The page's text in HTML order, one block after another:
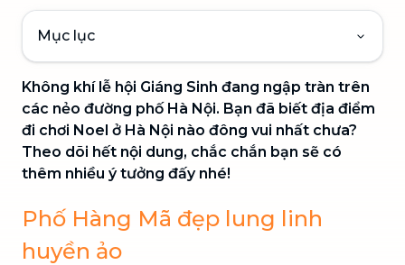
Mục lục
Không khí lễ hội Giáng Sinh đang ngập tràn trên
các nẻo đường phố Hà Nội. Bạn đã biết địa điểm
đi chơi Noel ở Hà Nội nào đông vui nhất chưa?
Theo dõi hết nội dung, chắc chắn bạn sẽ có
thêm nhiều ý tưởng đấy nhé!
Phố Hàng Mã đẹp lung linh
huyền ảo